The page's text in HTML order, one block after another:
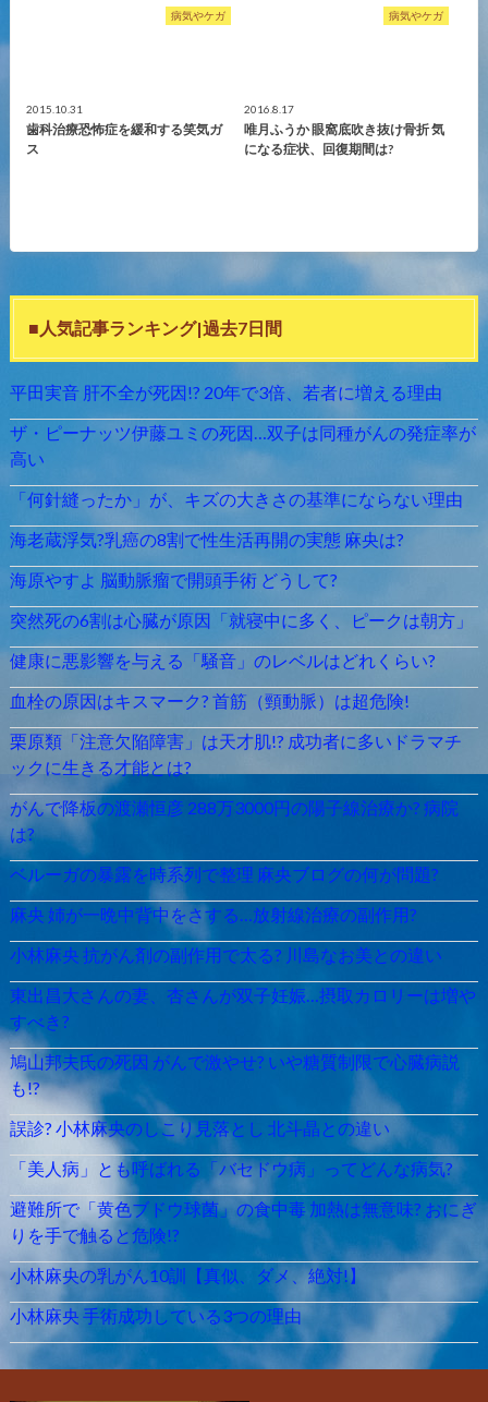
病気やケガ
2015.10.31
歯科治療恐怖症を緩和する笑気ガ
ス
病気やケガ
2016.8.17
唯月ふうか 眼窩底吹き抜け骨折 気
になる症状、回復期間は?
■人気記事ランキング|過去7日間
平田実音 肝不全が死因!? 20年で3倍、若者に増える理由
ザ・ピーナッツ伊藤ユミの死因…双子は同種がんの発症率が
高い
「何針縫ったか」が、キズの大きさの基準にならない理由
海老蔵浮気?乳癌の8割で性生活再開の実態 麻央は?
海原やすよ 脳動脈瘤で開頭手術 どうして?
突然死の6割は心臓が原因「就寝中に多く、ピークは朝方」
健康に悪影響を与える「騒音」のレベルはどれくらい?
血栓の原因はキスマーク? 首筋（頸動脈）は超危険!
栗原類「注意欠陥障害」は天才肌!? 成功者に多いドラマチ
ックに生きる才能とは?
がんで降板の渡瀬恒彦 288万3000円の陽子線治療か? 病院
は?
ベルーガの暴露を時系列で整理 麻央ブログの何が問題?
麻央 姉が一晩中背中をさする…放射線治療の副作用?
小林麻央 抗がん剤の副作用で太る? 川島なお美との違い
東出昌大さんの妻、杏さんが双子妊娠…摂取カロリーは増や
すべき?
鳩山邦夫氏の死因 がんで激やせ? いや糖質制限で心臓病説
も!?
誤診? 小林麻央のしこり見落とし 北斗晶との違い
「美人病」とも呼ばれる「バセドウ病」ってどんな病気?
避難所で「黄色ブドウ球菌」の食中毒 加熱は無意味? おにぎ
りを手で触ると危険!?
小林麻央の乳がん10訓【真似、ダメ、絶対!】
小林麻央 手術成功している3つの理由